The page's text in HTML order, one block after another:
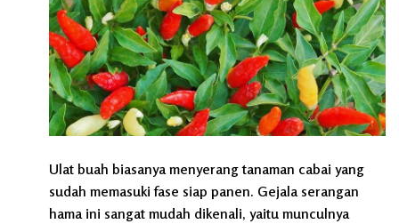
Ulat buah biasanya menyerang tanaman cabai yang
sudah memasuki fase siap panen. Gejala serangan
hama ini sangat mudah dikenali, yaitu munculnya